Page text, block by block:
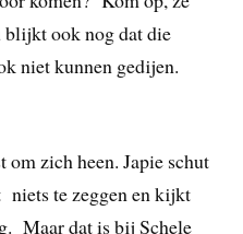
blijkt ook nog dat die
niet kunnen gedijen.
zich heen. Japie schut
niets te zeggen en kijkt
Maar dat is bij Schele